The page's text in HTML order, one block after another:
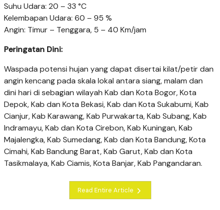
Suhu Udara: 20 – 33 °C
Kelembapan Udara: 60 – 95 %
Angin: Timur – Tenggara, 5 – 40 Km/jam
Peringatan Dini:
Waspada potensi hujan yang dapat disertai kilat/petir dan
angin kencang pada skala lokal antara siang, malam dan
dini hari di sebagian wilayah Kab dan Kota Bogor, Kota
Depok, Kab dan Kota Bekasi, Kab dan Kota Sukabumi, Kab
Cianjur, Kab Karawang, Kab Purwakarta, Kab Subang, Kab
Indramayu, Kab dan Kota Cirebon, Kab Kuningan, Kab
Majalengka, Kab Sumedang, Kab dan Kota Bandung, Kota
Cimahi, Kab Bandung Barat, Kab Garut, Kab dan Kota
Tasikmalaya, Kab Ciamis, Kota Banjar, Kab Pangandaran.
Read Entire Article